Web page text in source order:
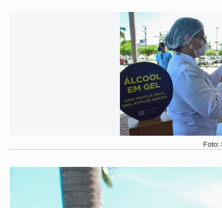
Foto: